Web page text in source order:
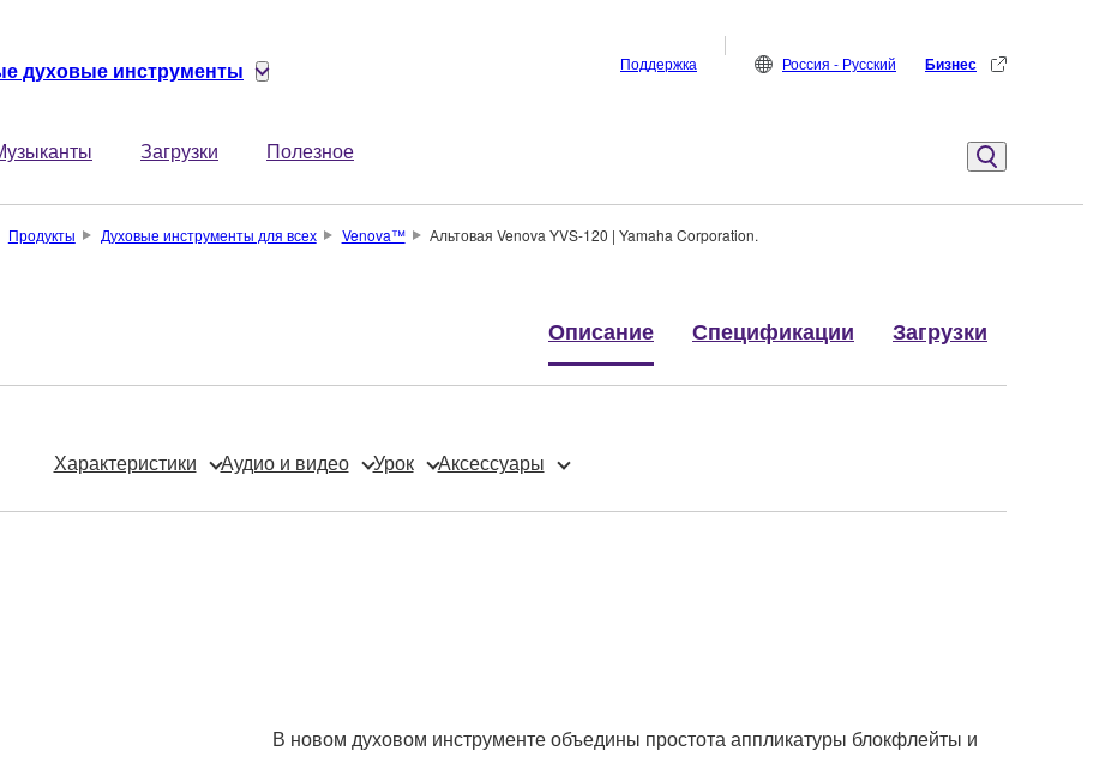
духовые инструменты
Загрузки Полезное
Поддержка Россия - Русский Бизнес
Продукты Духовые инструменты для всех Venova™ Альтовая Venova YVS-120 | Yamaha Corporation.
Описание Спецификации Загрузки
Характеристики Аудио и видео Урок Аксессуары
В новом духовом инструменте объедины простота аппликатуры блокфлейты и